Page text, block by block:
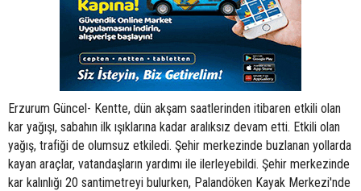
Erzurum Güncel- Kentte, dün akşam saatlerinden itibaren etkili olan
kar yağışı, sabahın ilk ışıklarına kadar aralıksız devam etti. Etkili olan
yağış, trafiği de olumsuz etkiledi. Şehir merkezinde buzlanan yollarda
kayan araçlar, vatandaşların yardımı ile ilerleyebildi. Şehir merkezinde
kar kalınlığı 20 santimetreyi bulurken, Palandöken Kayak Merkezi'nde